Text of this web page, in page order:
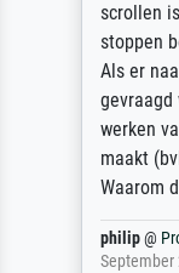
scrollen
stoppen
Als er
werken
maakt
Waarom
philip@
September